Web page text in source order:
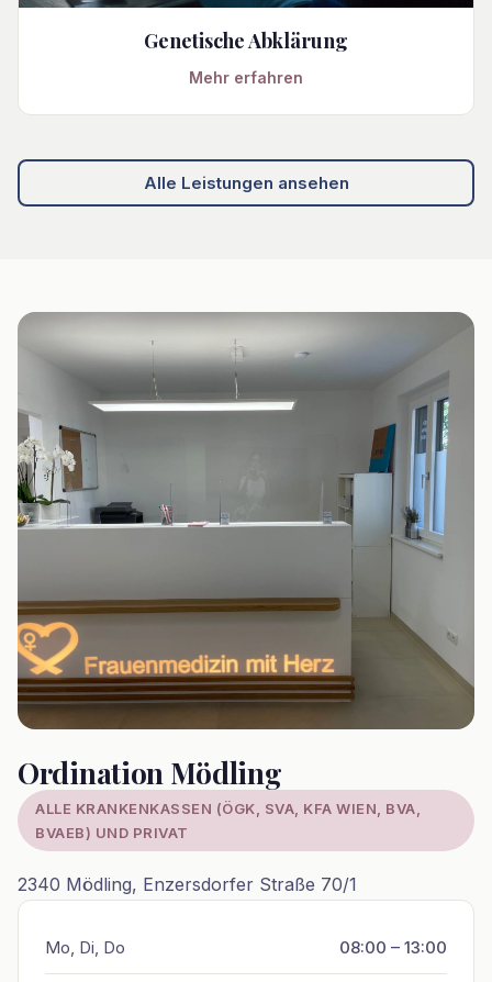
Genetische Abklärung
Mehr erfahren
Alle Leistungen ansehen
Ordination Mödling
ALLE KRANKENKASSEN (ÖGK, SVA, KFA WIEN, BVA,
BVAEB) UND PRIVAT
2340 Mödling, Enzersdorfer Straße 70/1
Mo, Di, Do 08:00 – 13:00